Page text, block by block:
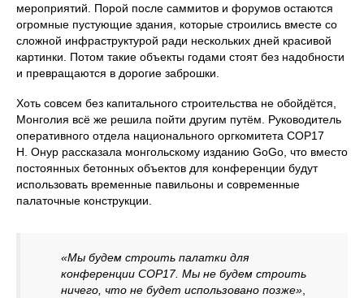
мероприятий. Порой после саммитов и форумов остаются
огромные пустующие здания, которые строились вместе со
сложной инфраструктурой ради нескольких дней красивой
картинки. Потом такие объекты годами стоят без надобности
и превращаются в дорогие заброшки.
Хоть совсем без капитального строительства не обойдётся,
Монголия всё же решила пойти другим путём. Руководитель
оперативного отдела национального оргкомитета COP17
Н. Онур рассказала монгольскому изданию GoGo, что вместо
постоянных бетонных объектов для конференции будут
использовать временные павильоны и современные
палаточные конструкции.
«Мы будем строить палатки для
конференции COP17. Мы не будем строить
ничего, что не будет использовано позже»,